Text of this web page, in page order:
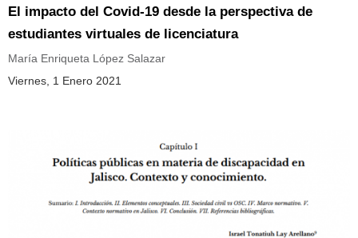
El impacto del Covid-19 desde la perspectiva de
estudiantes virtuales de licenciatura
María Enriqueta López Salazar
Viernes, 1 Enero 2021